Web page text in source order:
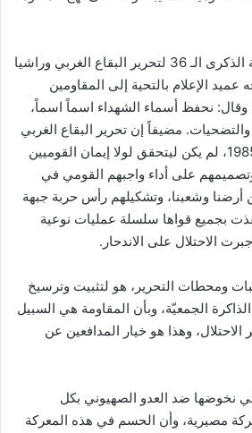
وفي بيان أصدره لمناسبة الذكرى الـ 36 لتحرير البقاع الغربي وراشيا
عميد الإعلام بالتحية إلى المقاومين
وقال: نحفظ أسماء الشهداء اسماً اسماً،
والتضحيات. مضيفاً إن تحرير البقاع الغربي
وراشيا في 24/ نيسان/ 1985، لم يكن ليتحقق لولا إيمان القوميين
على أداء واجبهم القومي في
أرضنا وشعبنا، وتشكيلهم رأس حربة جبهة
بجميع قواها سلسلة عمليات نوعية
الاحتلال على الاندحار.
ومحطات التحرير، هو لتثبيت وترسيخ
الجمعيّة، وبأن المقاومة هي السبيل
الاحتلال، وهذا هو خيار المدافعين عن
نخوضها ضد العدو الصهيوني بكل
مصيرية، وأن الحسم في هذه المعركة